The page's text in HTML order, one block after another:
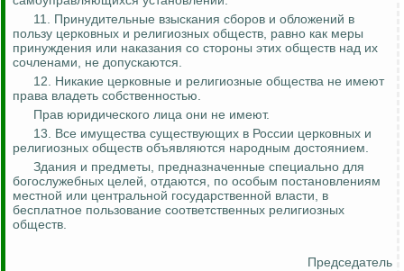
11. Принудительные взыскания сборов и обложений в
пользу церковных и религиозных обществ, равно как меры
принуждения или наказания со стороны этих обществ над их
сочленами, не допускаются.
12. Никакие церковные и религиозные общества не имеют
права владеть собственностью.
Прав юридического лица они не имеют.
13. Все имущества существующих в России церковных и
религиозных обществ объявляются народным достоянием.
Здания и предметы, предназначенные специально для
богослужебных целей, отдаются, по особым постановлениям
местной или центральной государственной власти, в
бесплатное пользование соответственных религиозных
обществ.
Председатель